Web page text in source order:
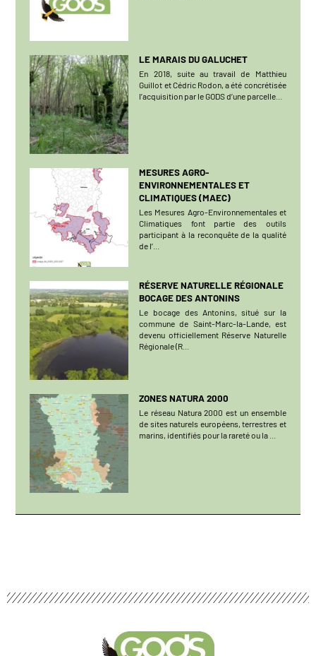
LE MARAIS DU GALUCHET
En 2018, suite au travail de Matthieu
Guillot et Cédric Rodon, a été concrétisée
l’acquisition par le GODS d’une parcelle...
MESURES AGRO-
ENVIRONNEMENTALES ET
CLIMATIQUES (MAEC)
Les Mesures Agro-Environnementales et
Climatiques font partie des outils
participant à la reconquête de la qualité
de l’...
RÉSERVE NATURELLE RÉGIONALE
BOCAGE DES ANTONINS
Le bocage des Antonins, situé sur la
commune de Saint-Marc-la-Lande, est
devenu officiellement Réserve Naturelle
Régionale (R...
ZONES NATURA 2000
Le réseau Natura 2000 est un ensemble
de sites naturels européens, terrestres et
marins, identifiés pour la rareté ou la ...